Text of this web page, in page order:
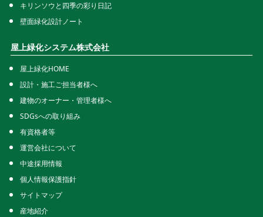
キリンソウと四季の彩り日記
壁面緑化設計ノート
屋上緑化システム株式会社
屋上緑化HOME
設計・施工ご担当者様へ
建物のオーナー・管理者様へ
SDGsへの取り組み
有資格者等
運営会社について
中途採用情報
個人情報保護指針
サイトマップ
産地紹介